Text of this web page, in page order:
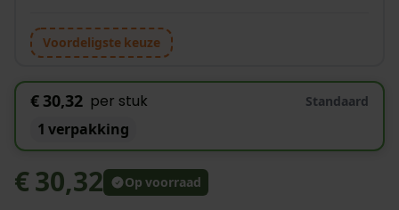
Voordeligste keuze
€ 30,32 per stuk Standaard
1 verpakking
€ 30,32 Op voorraad